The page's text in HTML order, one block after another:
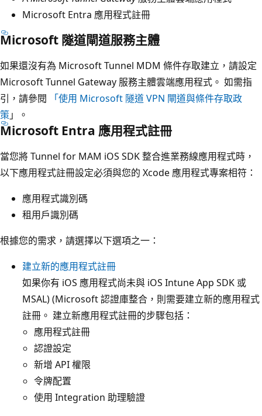
Microsoft Entra 應用程式註冊
Microsoft 隧道閘道服務主體
如果還沒有為 Microsoft Tunnel MDM 條件存取建立，請設定
Microsoft Tunnel Gateway 服務主體雲端應用程式。 如需指
引，請參閱
「使用 Microsoft 隧道 VPN 閘道與條件存取政
策」。
Microsoft Entra 應用程式註冊
當您將 Tunnel for MAM iOS SDK 整合進業務線應用程式時，
以下應用程式註冊設定必須與您的 Xcode 應用程式專案相符：
應用程式識別碼
租用戶識別碼
根據您的需求，請選擇以下選項之一：
建立新的應用程式註冊
如果你有 iOS 應用程式尚未與 iOS Intune App SDK 或
MSAL) (Microsoft 認證庫整合，則需要建立新的應用程式
註冊。 建立新應用程式註冊的步驟包括：
應用程式註冊
認證設定
新增 API 權限
令牌配置
使用 Integration 助理驗證